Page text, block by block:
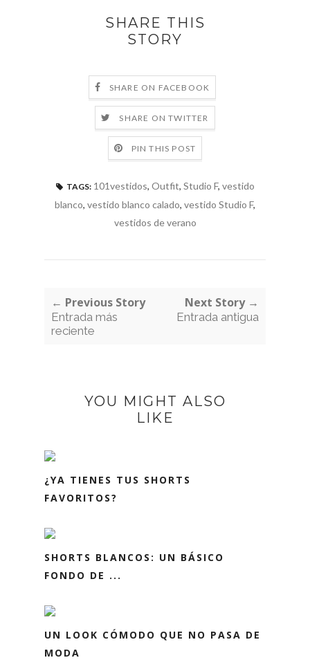
SHARE THIS
STORY
SHARE ON FACEBOOK
SHARE ON TWITTER
PIN THIS POST
TAGS: 101vestidos, Outfit, Studio F, vestido
blanco, vestido blanco calado, vestido Studio F,
vestidos de verano
← Previous Story
Entrada más
reciente
Next Story →
Entrada antigua
YOU MIGHT ALSO
LIKE
¿YA TIENES TUS SHORTS
FAVORITOS?
SHORTS BLANCOS: UN BÁSICO
FONDO DE ...
UN LOOK CÓMODO QUE NO PASA DE
MODA